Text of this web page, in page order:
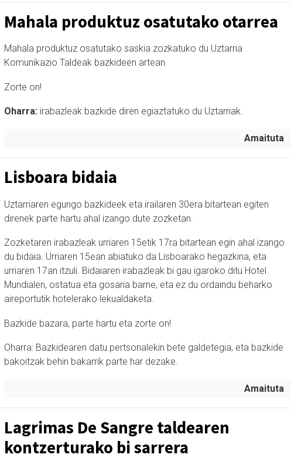
Mahala produktuz osatutako otarrea
Mahala produktuz osatutako saskia zozkatuko du Uztarria
Komunikazio Taldeak bazkideen artean.
Zorte on!
Oharra: irabazleak bazkide diren egiaztatuko du Uztarriak.
Amaituta
Lisboara bidaia
Uztarriaren egungo bazkideek eta irailaren 30era bitartean egiten
direnek parte hartu ahal izango dute zozketan.
Zozketaren irabazleak urriaren 15etik 17ra bitartean egin ahal izango
du bidaia. Urriaren 15ean abiatuko da Lisboarako hegazkina, eta
urriaren 17an itzuli. Bidaiaren irabazleak bi gau igaroko ditu Hotel
Mundialen, ostatua eta gosaria barne, eta ez du ordaindu beharko
aireportutik hotelerako lekualdaketa.
Bazkide bazara, parte hartu eta zorte on!
Oharra: Bazkidearen datu pertsonalekin bete galdetegia, eta bazkide
bakoitzak behin bakarrik parte har dezake.
Amaituta
Lagrimas De Sangre taldearen
kontzerturako bi sarrera